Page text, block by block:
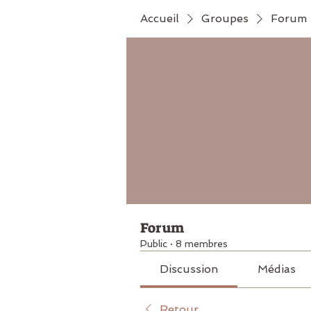
Accueil Groupes Forum
Forum
Public · 8 membres
Discussion Médias